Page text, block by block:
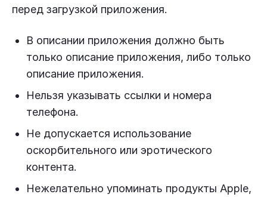
перед загрузкой приложения.
В описании приложения должно быть
только описание приложения, либо только
описание приложения.
Нельзя указывать ссылки и номера
телефона.
Не допускается использование
оскорбительного или эротического
контента.
Нежелательно упоминать продукты Apple,